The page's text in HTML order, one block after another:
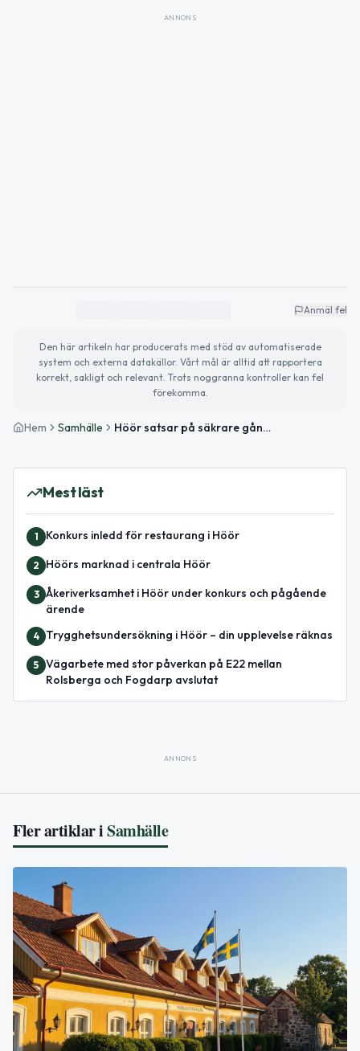
ANNONS
Anmäl fel
Den här artikeln har producerats med stöd av automatiserade
system och externa datakällor. Vårt mål är alltid att rapportera
korrekt, sakligt och relevant. Trots noggranna kontroller kan fel
förekomma.
Hem Samhälle Höör satsar på säkrare gång- och cykeltrafik
Mest läst
1 Konkurs inledd för restaurang i Höör
2 Höörs marknad i centrala Höör
3 Åkeriverksamhet i Höör under konkurs och pågående
ärende
4 Trygghetsundersökning i Höör – din upplevelse räknas
5 Vägarbete med stor påverkan på E22 mellan
Rolsberga och Fogdarp avslutat
ANNONS
Fler artiklar iSamhälle